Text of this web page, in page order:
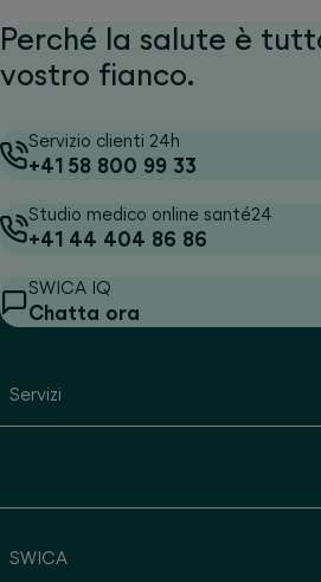
Perché la salute è
vostro fianco.
Servizio clienti 24h
+41 58 800 99 33
Studio medico online santé24
+41 44 404 86 86
SWICA IQ
Chatta ora
Servizi
SWICA